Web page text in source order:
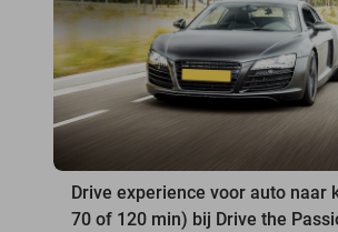
Drive experience voor auto naar
70 of 120 min) bij Drive the